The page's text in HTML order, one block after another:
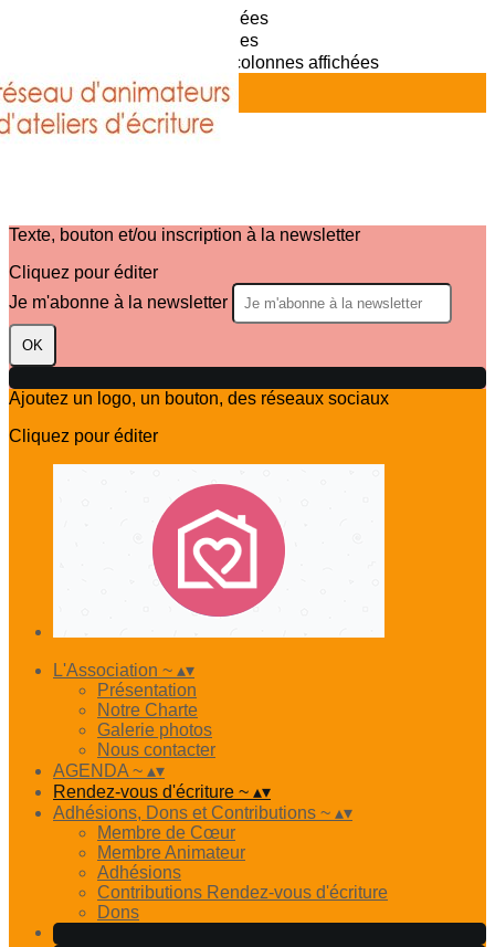
Exporter les lignes sélectionnées
Exporter toutes les colonnes
Exporter uniquement les colonnes affichées
Menu
?>
Texte, bouton et/ou inscription à la newsletter
Cliquez pour éditer
Je m'abonne à la newsletter
OK
Ajoutez un logo, un bouton, des réseaux sociaux
Cliquez pour éditer
L'Association ~ ▴▾
Présentation
Notre Charte
Galerie photos
Nous contacter
AGENDA ~ ▴▾
Rendez-vous d'écriture ~ ▴▾
Adhésions, Dons et Contributions ~ ▴▾
Membre de Cœur
Membre Animateur
Adhésions
Contributions Rendez-vous d'écriture
Dons